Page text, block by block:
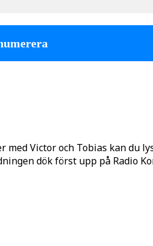
Victor och Tobias kan du
dök först upp på Radio